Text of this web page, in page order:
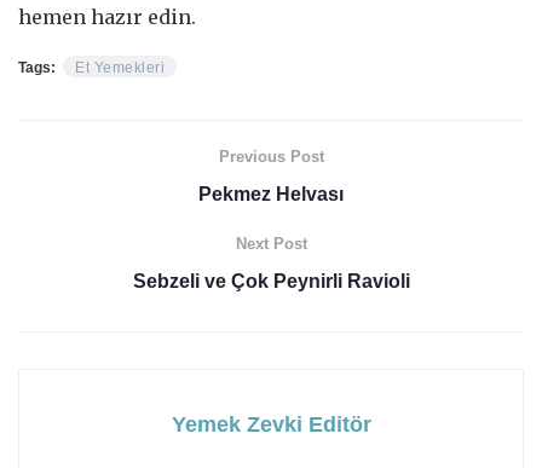
hemen hazır edin.
Tags: Et Yemekleri
Previous Post
Pekmez Helvası
Next Post
Sebzeli ve Çok Peynirli Ravioli
Yemek Zevki Editör